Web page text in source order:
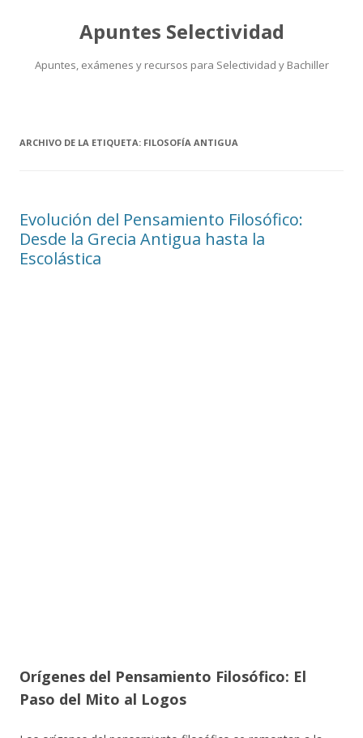
Apuntes Selectividad
Apuntes, exámenes y recursos para Selectividad y Bachiller
ARCHIVO DE LA ETIQUETA: FILOSOFÍA ANTIGUA
Evolución del Pensamiento Filosófico:
Desde la Grecia Antigua hasta la
Escolástica
Orígenes del Pensamiento Filosófico: El
Paso del Mito al Logos